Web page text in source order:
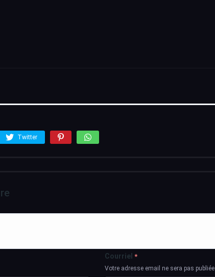
Twitter
Courriel *
Votre adresse email ne sera pas publiée